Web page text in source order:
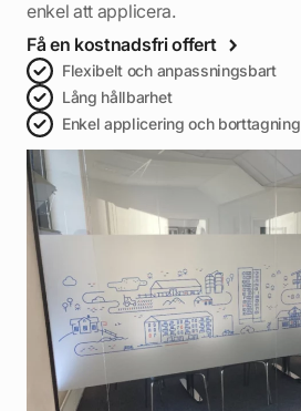
enkel att applicera.
Få en kostnadsfri offert
Flexibelt och anpassningsbart
Lång hållbarhet
Enkel applicering och borttagning